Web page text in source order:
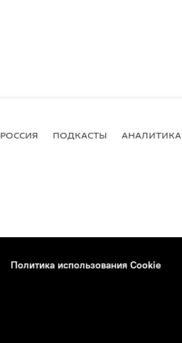
РОССИЯ ПОДКАСТЫ АНАЛИТИКА
Политика использования Cookie